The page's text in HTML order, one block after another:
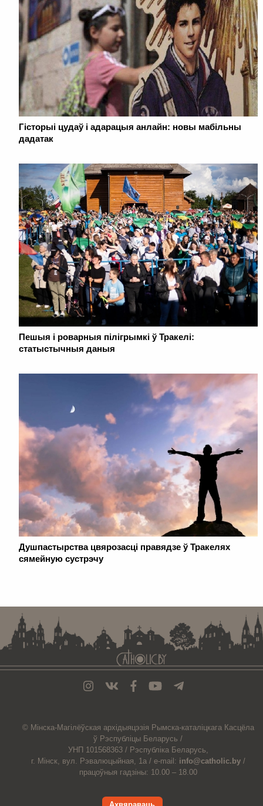
Гісторыі цудаў і адарацыя анлайн: новы мабільны
дадатак
Пешыя і роварныя пілігрымкі ў Тракелі:
статыстычныя даныя
Душпастырства цвярозасці правядзе ў Тракелях
сямейную сустрэчу
© Мiнска-Магiлёўская архiдыяцэзiя Рымска-каталіцкага Касцёла
ў Рэспубліцы Беларусь /
УНП 101568363 / Рэспубліка Беларусь,
г. Мінск, вул. Рэвалюцыйная, 1а / e-mail: info@catholic.by /
працоўныя гадзіны: 10.00 – 18.00